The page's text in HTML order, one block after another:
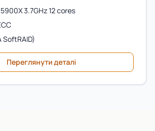
3.7GHz 12 cores
SoftRAID)
Переглянути деталі